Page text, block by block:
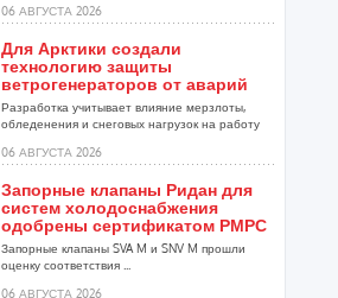
06 АВГУСТА 2026
Для Арктики создали
технологию защиты
ветрогенераторов от аварий
Разработка учитывает влияние мерзлоты,
обледенения и снеговых нагрузок на работу
06 АВГУСТА 2026
Запорные клапаны Ридан для
систем холодоснабжения
одобрены сертификатом РМРС
Запорные клапаны SVA M и SNV M прошли
оценку соответствия ...
06 АВГУСТА 2026